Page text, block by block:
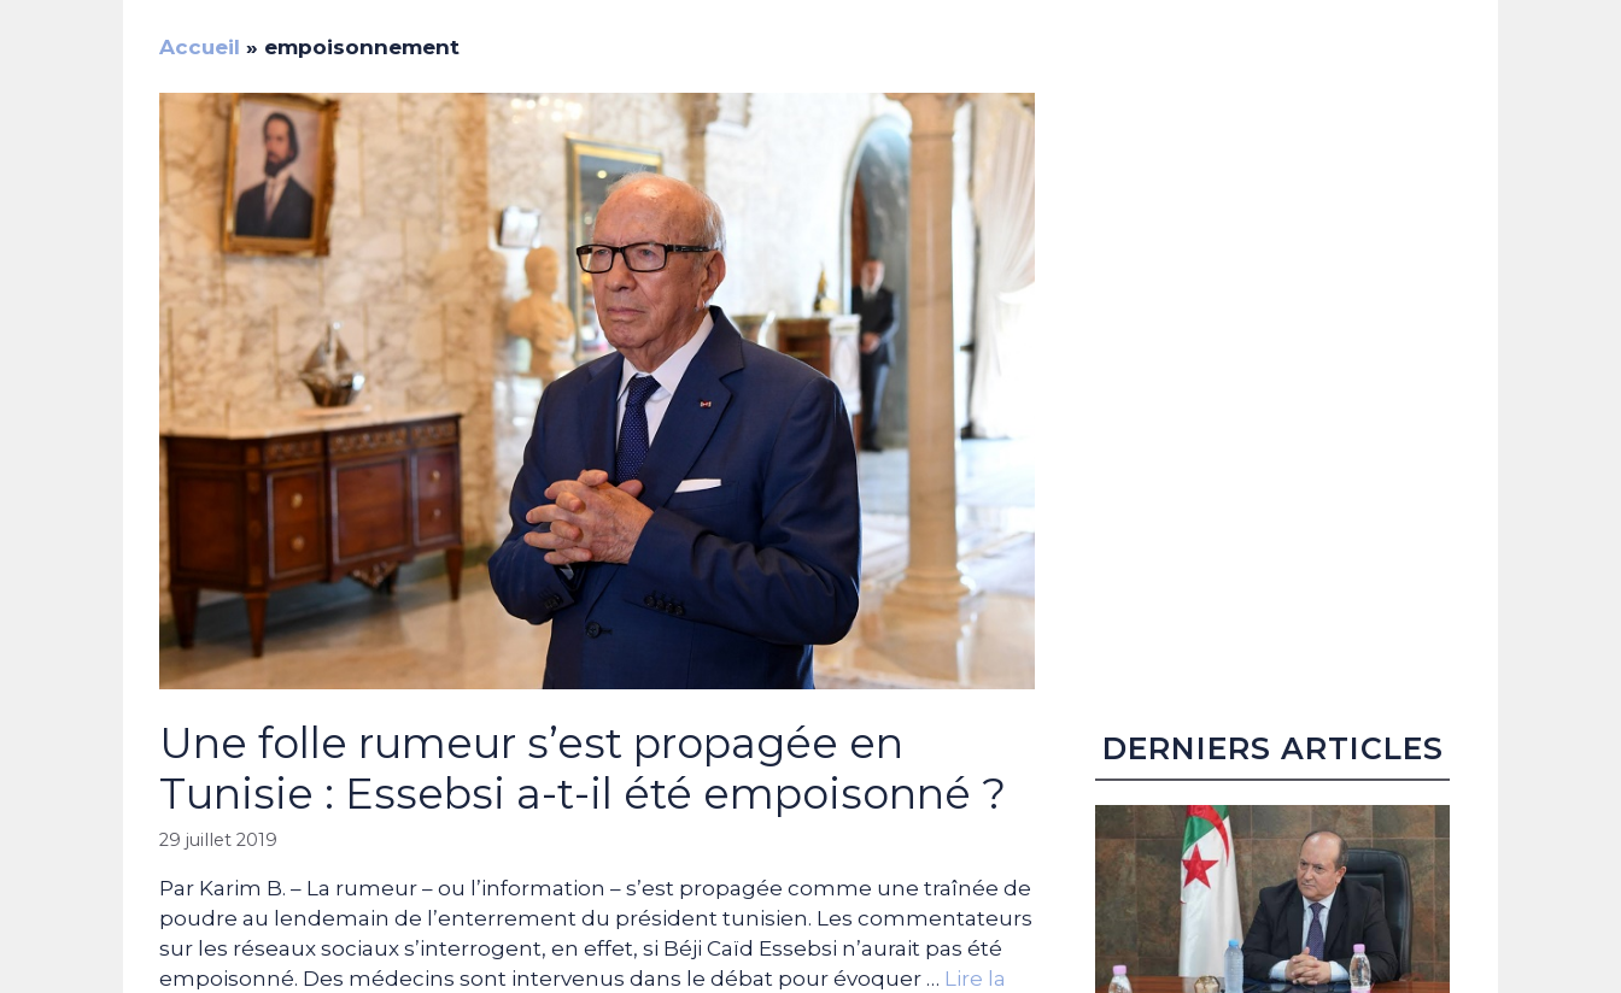
Accueil » empoisonnement
Une folle rumeur s’est propagée en
Tunisie : Essebsi a-t-il été empoisonné ?
29 juillet 2019
Par Karim B. – La rumeur – ou l’information – s’est propagée comme une traînée de
poudre au lendemain de l’enterrement du président tunisien. Les commentateurs
sur les réseaux sociaux s’interrogent, en effet, si Béji Caïd Essebsi n’aurait pas été
empoisonné. Des médecins sont intervenus dans le débat pour évoquer … Lire la
DERNIERS ARTICLES